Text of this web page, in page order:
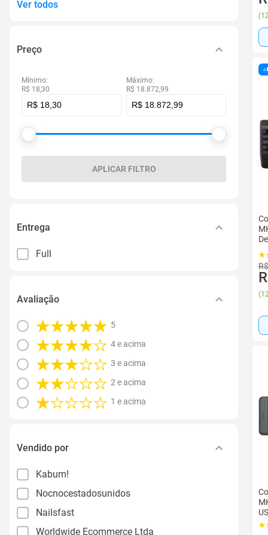
Ver todos
Preço
Mínimo:
R$ 18,30
Máximo:
R$ 18.872,99
APLICAR FILTRO
Entrega
Full
Avaliação
5
4 e acima
3 e acima
2 e acima
1 e acima
Vendido por
Kabum!
Nocnocestadosunidos
Nailsfast
Worldwide Ecommerce Ltda
(
(